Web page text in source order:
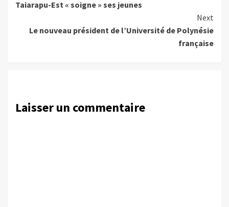
Reading
Taiarapu-Est « soigne » ses jeunes
Next
Le nouveau président de l’Université de Polynésie
française
Laisser un commentaire